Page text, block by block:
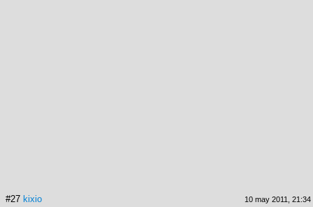
#27 kixio 10 may 2011, 21:34